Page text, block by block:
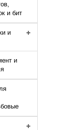
и бит
и
и